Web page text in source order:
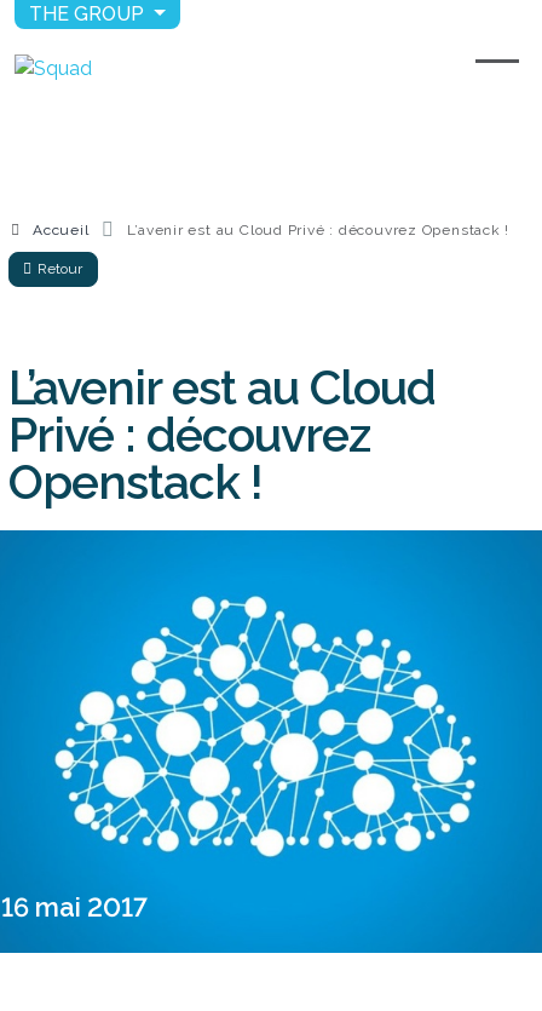
THE GROUP
Accueil L’avenir est au Cloud Privé : découvrez Openstack !
Retour
L’avenir est au Cloud
Privé : découvrez
Openstack !
16 mai 2017